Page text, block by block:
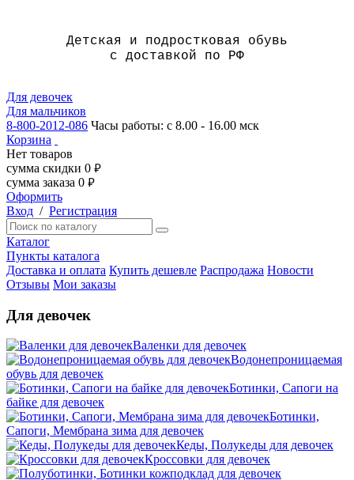
Детская и подростковая обувь
с доставкой по РФ
Для девочек
Для мальчиков
8-800-2012-086 Часы работы: с 8.00 - 16.00 мск
Корзина
Нет товаров
сумма скидки 0 руб.
сумма заказа 0 руб.
Оформить
Вход / Регистрация
Каталог
Пункты каталога
Доставка и оплата Купить дешевле Распродажа Новости
Отзывы Мои заказы
Для девочек
Валенки для девочек
Водонепроницаемая
обувь для девочек
Ботинки, Сапоги на
байке для девочек
Ботинки,
Сапоги, Мембрана зима для девочек
Кеды, Полукеды для девочек
Кроссовки для девочек